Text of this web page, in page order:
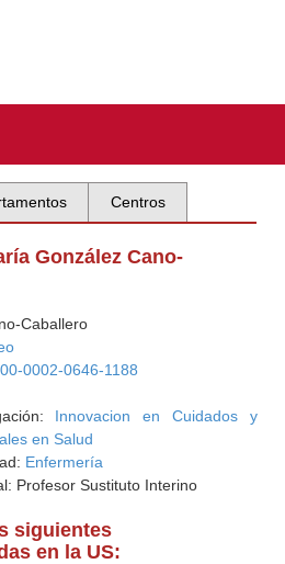
Centros
González Cano-
Caballero
0002-0646-1188
Innovacion en Cuidados y
en Salud
Enfermería
Profesor Sustituto Interino
siguientes
en la US: